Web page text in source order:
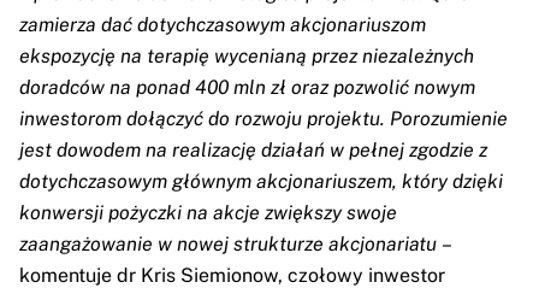
zamierza dać dotychczasowym akcjonariuszom
ekspozycję na terapię wycenianą przez niezależnych
doradców na ponad 400 mln zł oraz pozwolić nowym
inwestorom dołączyć do rozwoju projektu. Porozumienie
jest dowodem na realizację działań w pełnej zgodzie z
dotychczasowym głównym akcjonariuszem, który dzięki
konwersji pożyczki na akcje zwiększy swoje
zaangażowanie w nowej strukturze akcjonariatu –
komentuje dr Kris Siemionow, czołowy inwestor